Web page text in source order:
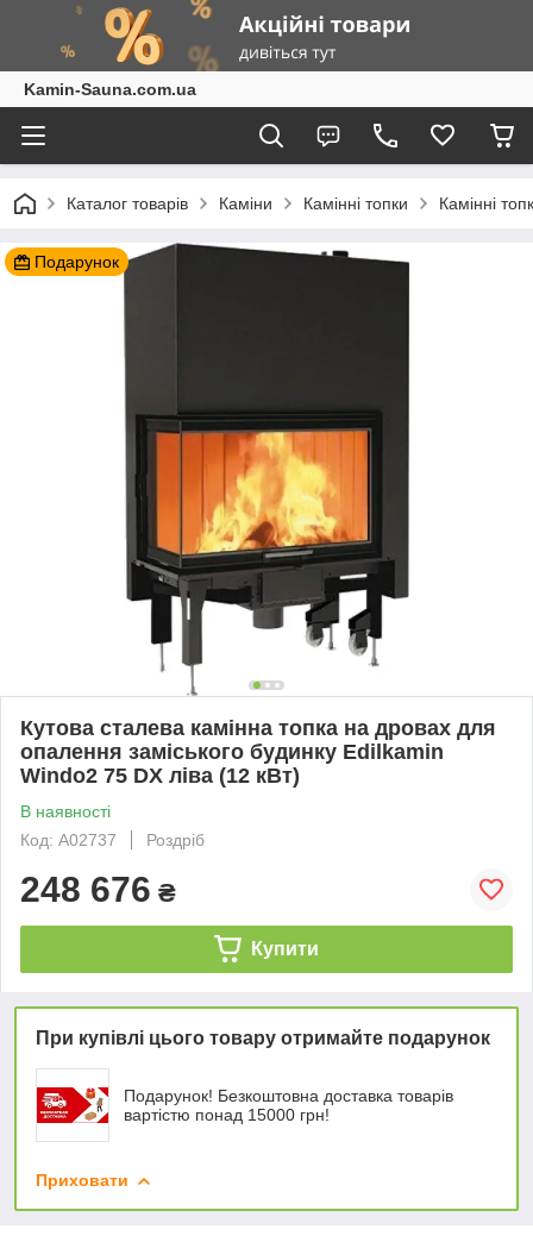
Kamin-Sauna.com.ua
Каталог товарів Каміни Камінні топки Камінні
Подарунок
Кутова сталева камінна топка на дровах для
опалення заміського будинку Edilkamin
Windo2 75 DX ліва (12 кВт)
В наявності
Код: А02737
Роздріб
248 676 ₴
Купити
При купівлі цього товару отримайте подарунок
Подарунок! Безкоштовна доставка товарів
вартістю понад 15000 грн!
Приховати